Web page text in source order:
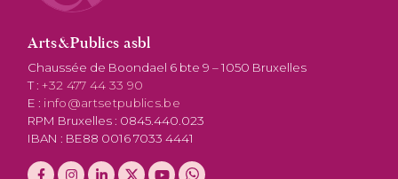
Arts&Publics asbl
Chaussée de Boondael 6 bte 9 – 1050 Bruxelles
T :+32 477 44 33 90
E : info@artsetpublics.be
RPM Bruxelles : 0845.440.023
IBAN : BE88 0016 7033 4441